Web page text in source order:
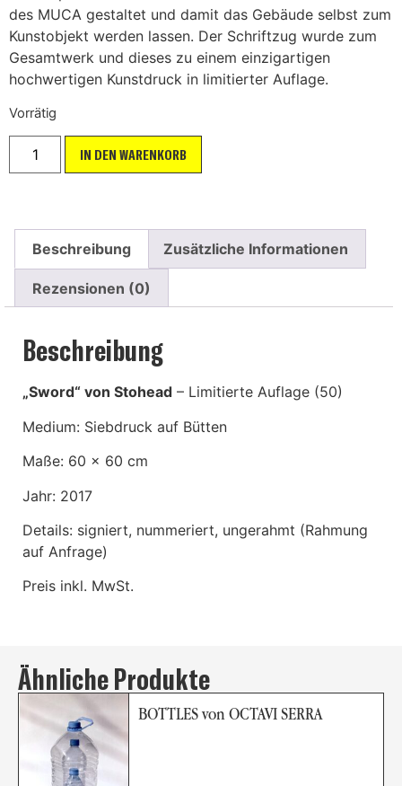
des MUCA gestaltet und damit das Gebäude selbst zum
Kunstobjekt werden lassen. Der Schriftzug wurde zum
Gesamtwerk und dieses zu einem einzigartigen
hochwertigen Kunstdruck in limitierter Auflage.
Vorrätig
IN DEN WARENKORB
Beschreibung Zusätzliche Informationen
Rezensionen (0)
Beschreibung
„Sword“ von Stohead – Limitierte Auflage (50)
Medium: Siebdruck auf Bütten
Maße: 60 x 60 cm
Jahr: 2017
Details: signiert, nummeriert, ungerahmt (Rahmung
auf Anfrage)
Preis inkl. MwSt.
Ähnliche Produkte
BOTTLES von OCTAVI SERRA